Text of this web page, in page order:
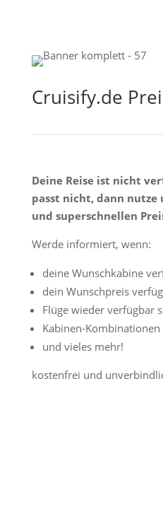
Cruisify.de
Deine Reise ist nicht
passt nicht, dann nutze
und superschnellen
Werde informiert, wenn:
deine Wunschkabine
dein Wunschpreis
Flüge wieder verfügbar
Kabinen-
und vieles mehr!
kostenfrei und